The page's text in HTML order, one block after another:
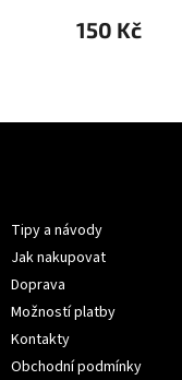
150 Kč
Tipy a návody
Jak nakupovat
Doprava
Možností platby
Kontakty
Obchodní podmínky